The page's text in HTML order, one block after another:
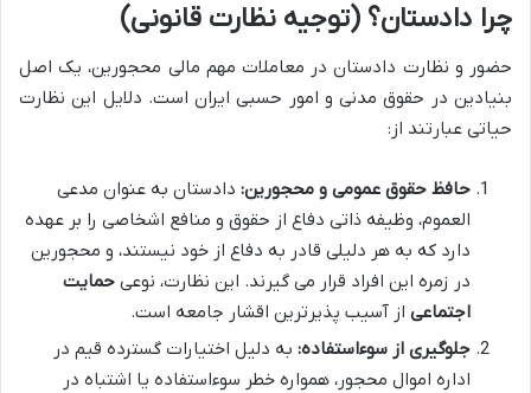
چرا دادستان؟ (توجیه نظارت قانونی)
حضور و نظارت دادستان در معاملات مهم مالی محجورین، یک اصل
بنیادین در حقوق مدنی و امور حسبی ایران است. دلایل این نظارت
حیاتی عبارتند از:
حافظ حقوق عمومی و محجورین: دادستان به عنوان مدعی
العموم، وظیفه ذاتی دفاع از حقوق و منافع اشخاصی را بر عهده
دارد که به هر دلیلی قادر به دفاع از خود نیستند، و محجورین
در زمره این افراد قرار می گیرند. این نظارت، نوعی حمایت
اجتماعی از آسیب پذیرترین اقشار جامعه است.
جلوگیری از سوءاستفاده: به دلیل اختیارات گسترده قیم در
اداره اموال محجور، همواره خطر سوءاستفاده یا اشتباه در